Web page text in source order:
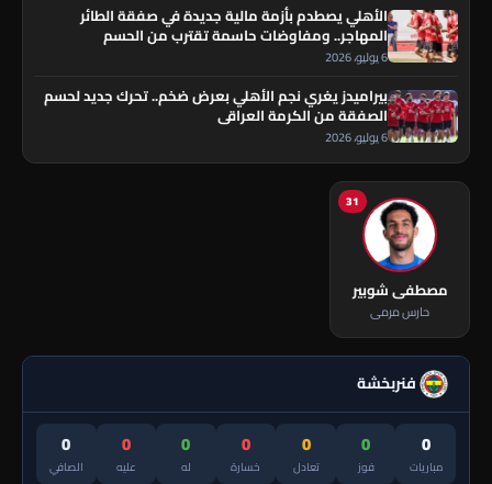
الأهلي يصطدم بأزمة مالية جديدة في صفقة الطائر
المهاجر.. ومفاوضات حاسمة تقترب من الحسم
6 يوليو، 2026
بيراميدز يغري نجم الأهلي بعرض ضخم.. تحرك جديد لحسم
الصفقة من الكرمة العراقي
6 يوليو، 2026
31
مصطفى شوبير
حارس مرمى
فنربخشة
0
مباريات
0
فوز
0
تعادل
0
خسارة
0
له
0
عليه
0
الصافي